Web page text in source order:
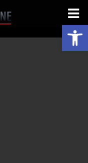
פתח סרגל נגישות